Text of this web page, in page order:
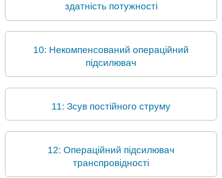
здатність потужності
10: Некомпенсований операційний
підсилювач
11: Зсув постійного струму
12: Операційний підсилювач
транспровідності